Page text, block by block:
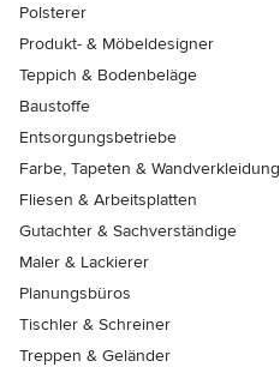
Polsterer
Produkt- & Möbeldesigner
Teppich & Bodenbeläge
Baustoffe
Entsorgungsbetriebe
Farbe, Tapeten & Wandverkleidung
Fliesen & Arbeitsplatten
Gutachter & Sachverständige
Maler & Lackierer
Planungsbüros
Tischler & Schreiner
Treppen & Geländer